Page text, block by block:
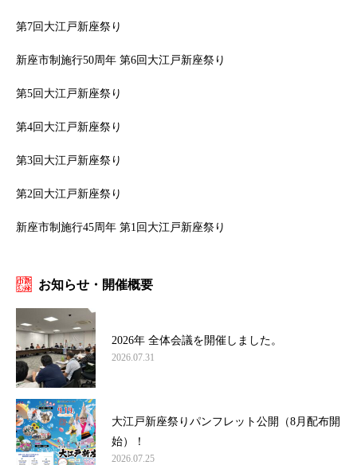
第7回大江戸新座祭り
新座市制施行50周年 第6回大江戸新座祭り
第5回大江戸新座祭り
第4回大江戸新座祭り
第3回大江戸新座祭り
第2回大江戸新座祭り
新座市制施行45周年 第1回大江戸新座祭り
お知らせ・開催概要
2026年 全体会議を開催しました。
2026.07.31
大江戸新座祭りパンフレット公開（8月配布開
始）！
2026.07.25